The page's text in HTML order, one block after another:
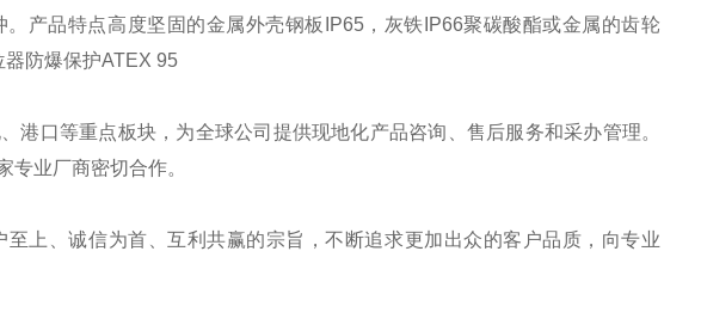
产品特点高度坚固的金属外壳钢板IP65，灰铁IP66聚碳酸酯或金属的齿轮
防爆保护ATEX 95
港口等重点板块，为全球公司提供现地化产品咨询、售后服务和采办管理。
业厂商密切合作。
上、诚信为首、互利共赢的宗旨，不断追求更加出众的客户品质，向专业